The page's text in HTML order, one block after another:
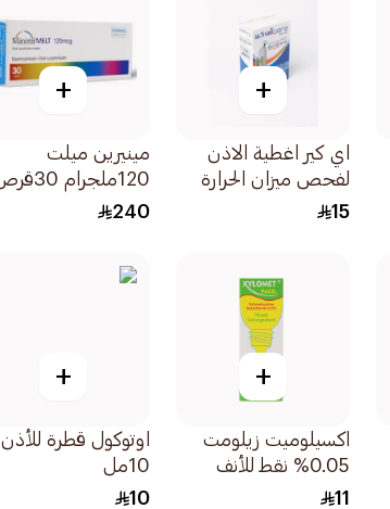
+
اي كير اغطية الاذن
لفحص ميزان الحرارة
10 قطع
15
+
مينيرين ميلت
120ملجرام 30قرص
240
+
اكسيلوميت زيلومت
0.05% نقط للأنف
للأطفال 15مل
11
+
اوتوكول قطرة للأذن
10مل
10